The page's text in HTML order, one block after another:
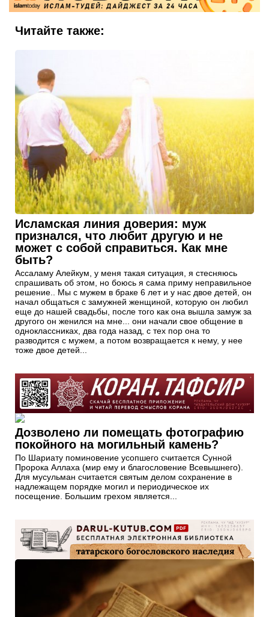
Читайте также:
Исламская линия доверия: муж
признался, что любит другую и не
может с собой справиться. Как мне
быть?
Ассаламу Алейкум, у меня такая ситуация, я стесняюсь
спрашивать об этом, но боюсь я сама приму неправильное
решение.. Мы с мужем в браке 6 лет и у нас двое детей, он
начал общаться с замужней женщиной, которую он любил
еще до нашей свадьбы, после того как она вышла замуж за
другого он женился на мне... они начали свое общение в
одноклассниках, два года назад, с тех пор она то
разводится с мужем, а потом возвращается к нему, у нее
тоже двое детей...
Дозволено ли помещать фотографию
покойного на могильный камень?
По Шариату поминовение усопшего считается Сунной
Пророка Аллаха (мир ему и благословение Всевышнего).
Для мусульман считается святым делом сохранение в
надлежащем порядке могил и периодическое их
посещение. Большим грехом является...